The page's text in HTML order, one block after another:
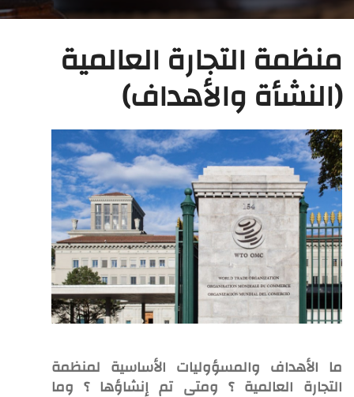
منظمة التجارة العالمية
(النشأة والأهداف)
ما الأهداف والمسؤوليات الأساسية لمنظمة
التجارة العالمية ؟ ومتى تم إنشاؤها ؟ وما